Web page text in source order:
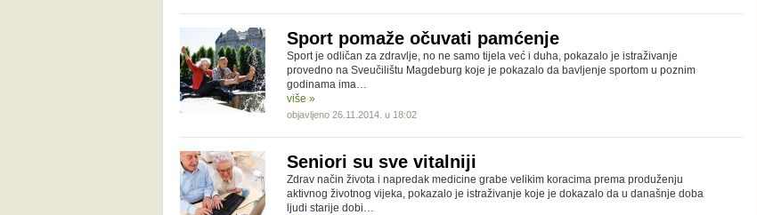
Sport pomaže očuvati pamćenje
Sport je odličan za zdravlje, no ne samo tijela već i duha, pokazalo je istraživanje
provedno na Sveučilištu Magdeburg koje je pokazalo da bavljenje sportom u poznim
godinama ima…
više »
objavljeno 26.11.2014. u 18:02
Seniori su sve vitalniji
Zdrav način života i napredak medicine grabe velikim koracima prema produženju
aktivnog životnog vijeka, pokazalo je istraživanje koje je dokazalo da u današnje doba
ljudi starije dobi…